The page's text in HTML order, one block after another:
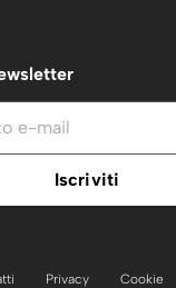
Privacy Cookie